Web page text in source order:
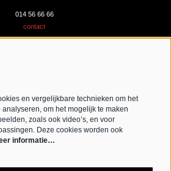
014 56 66 66
contact
je in voor de nieuwsbrief
en vergelijkbare technieken om het
om het mogelijk te maken
zoals ook video’s, en voor
Deze cookies worden ook
informatie…